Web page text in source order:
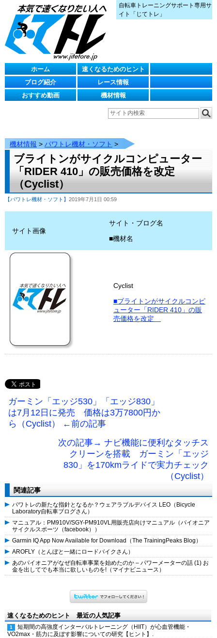
自転車トレーニングサポート専用サ
イト「じてトレ」
ホーム
速くなるためのヒント
ブログ紹介
レース情報
おすすめ動画
機材情報
機材情報 > パワトレ機材・ソフト >
ブライトンがサイクルコンピューター
「RIDER 410」の販売価格を改定
（Cyclist）
【パワトレ機材・ソフト】 2019年7月1日 00:59
サイト画像
サイト・ブログ名
■機材名
Cyclist
■ブライトンがサイクルコンピ
ューター「RIDER 410」の販
売価格を改定
ガーミン「エッジ530」「エッジ830」
は7月12日に発売 価格は3万7800円か
ら（Cyclist） ←前の記事
次の記事→ ナビ機能に便利なタッチス
クリーンを搭載 ガーミン「エッジ
830」を170kmライドで実力チェック
（Cyclist）
関連記事
パワトレの新たな指針となるか？ウェアラブルデバイス LEO（Bicycle
Laboratory自転車ブログさん）
マニュアル：PM910V/SGY-PM910VL用販売店向けマニュアル（パイオニア
サイクルスポーツ（facebook））
Garmin IQ App Now Available for Download（The TrainingPeaks Blog）
AROFLY（とんぼと一緒にロードバイクさん）
あのパイオニアがなぜ自転車事業を始めたのか – パワーメーターの話 (1) お
金を出してでも本当に欲しいものを!（マイナビニュース）
速くなるためのヒント 最近の人気記事
短期間の高強度インターバルトレーニング（HIIT）が心血管機能・
VO2max・筋力に及ぼす影響についての研究【ヒント】.